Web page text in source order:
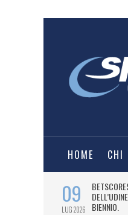
HOME CHI
09
LUG 2026
BIENNIO.